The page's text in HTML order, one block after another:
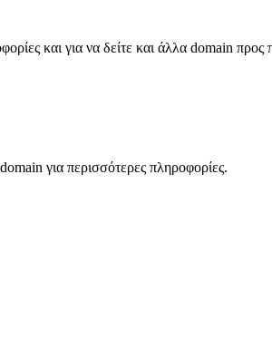
και για να δείτε και άλλα domain
για περισσότερες πληροφορίες.